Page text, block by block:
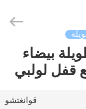
بيضاء
قوانغتشو